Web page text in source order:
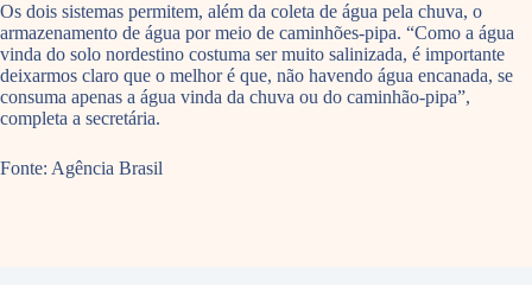
Os dois sistemas permitem, além da coleta de água pela chuva, o
armazenamento de água por meio de caminhões-pipa. “Como a água
vinda do solo nordestino costuma ser muito salinizada, é importante
deixarmos claro que o melhor é que, não havendo água encanada, se
consuma apenas a água vinda da chuva ou do caminhão-pipa”,
completa a secretária.
Fonte: Agência Brasil